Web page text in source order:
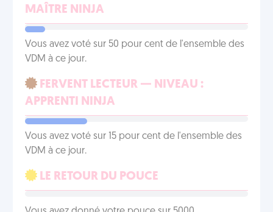
MAÎTRE NINJA
Vous avez voté sur 50 pour cent de l'ensemble des
VDM à ce jour.
FERVENT LECTEUR — NIVEAU :
APPRENTI NINJA
Vous avez voté sur 15 pour cent de l'ensemble des
VDM à ce jour.
LE RETOUR DU POUCE